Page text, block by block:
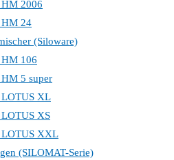
HM 2006
HM 24
(Siloware)
HM 106
HM 5 super
LOTUS XL
LOTUS XS
LOTUS XXL
(SILOMAT-Serie)